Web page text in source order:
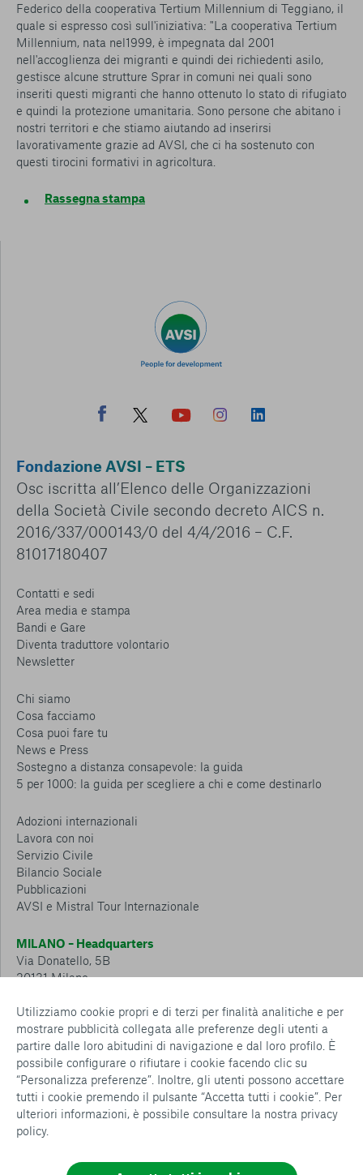
Utilizziamo cookie propri e di terzi per finalità analitiche e per
mostrare pubblicità collegata alle preferenze degli utenti a
partire dalle loro abitudini di navigazione e dal loro profilo. È
possibile configurare o rifiutare i cookie facendo clic su
“Personalizza preferenze”. Inoltre, gli utenti possono accettare
tutti i cookie premendo il pulsante “Accetta tutti i cookie”. Per
ulteriori informazioni, è possibile consultare la nostra privacy
policy.
Federico della cooperativa Tertium Millennium di Teggiano, il
quale si espresso così sull'iniziativa: "La cooperativa Tertium
Millennium, nata nel1999, è impegnata dal 2001
nell'accoglienza dei migranti e quindi dei richiedenti asilo,
gestisce alcune strutture Sprar in comuni nei quali sono
inseriti questi migranti che hanno ottenuto lo stato di rifugiato
e quindi la protezione umanitaria. Sono persone che abitano i
nostri territori e che stiamo aiutando ad inserirsi
lavorativamente grazie ad AVSI, che ci ha sostenuto con
questi tirocini formativi in agricoltura.
Rassegna stampa
Fondazione AVSI – ETS
Osc iscritta all’Elenco delle Organizzazioni
della Società Civile secondo decreto AICS n.
2016/337/000143/0 del 4/4/2016 – C.F.
81017180407
Contatti e sedi
Area media e stampa
Bandi e Gare
Diventa traduttore volontario
Newsletter
Chi siamo
Cosa facciamo
Cosa puoi fare tu
News e Press
Sostegno a distanza consapevole: la guida
5 per 1000: la guida per scegliere a chi e come destinarlo
Adozioni internazionali
Lavora con noi
Servizio Civile
Bilancio Sociale
Pubblicazioni
AVSI e Mistral Tour Internazionale
MILANO – Headquarters
Via Donatello, 5B
20131 Milano
CESENA – Sostegno a distanza
Via Padre Vicinio da Sarsina, 216
47521 Cesena
Tel.: 0547 360 811
Detrazioni e deduzioni fiscali sulle donazioni: cosa sapere e
come usufruirne
Whistleblowing Policy